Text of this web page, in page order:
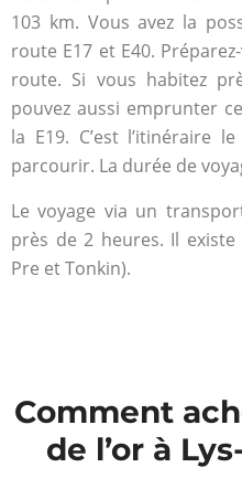
103 km. Vous avez la
route E17 et E40.
route. Si vous habitez
pouvez aussi emprunter
la E19. C’est l’itinéraire
parcourir. La durée de
Le voyage via un
près de 2 heures. Il
Pre et Tonkin).
Comment
de l’or à